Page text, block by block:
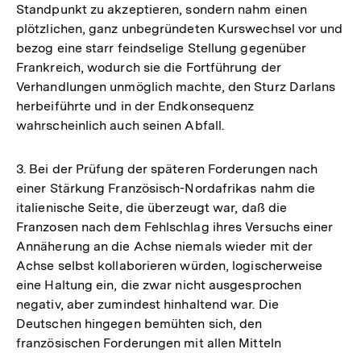
Standpunkt zu akzeptieren, sondern nahm einen
plötzlichen, ganz unbegründeten Kurswechsel vor und
bezog eine starr feindselige Stellung gegenüber
Frankreich, wodurch sie die Fortführung der
Verhandlungen unmöglich machte, den Sturz Darlans
herbeiführte und in der Endkonsequenz
wahrscheinlich auch seinen Abfall.
3. Bei der Prüfung der späteren Forderungen nach
einer Stärkung Französisch-Nordafrikas nahm die
italienische Seite, die überzeugt war, daß die
Franzosen nach dem Fehlschlag ihres Versuchs einer
Annäherung an die Achse niemals wieder mit der
Achse selbst kollaborieren würden, logischerweise
eine Haltung ein, die zwar nicht ausgesprochen
negativ, aber zumindest hinhaltend war. Die
Deutschen hingegen bemühten sich, den
französischen Forderungen mit allen Mitteln